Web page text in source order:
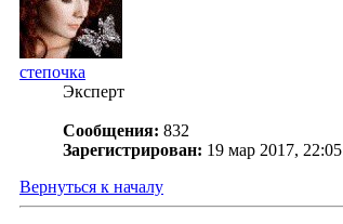
степочка
Эксперт
Сообщения: 832
Зарегистрирован: 19 мар 2017, 22:05
Вернуться к началу